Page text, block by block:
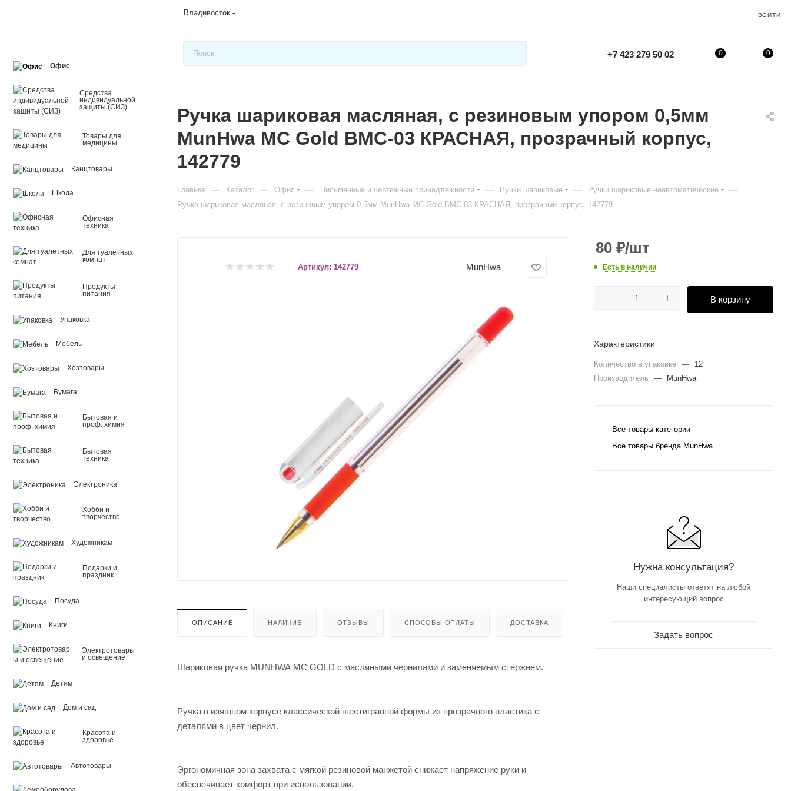
Владивосток ВОЙТИ
+7 423 279 50 02 0
0
Офис
Средства
индивидуальной
защиты (СИЗ)
Товары для
медицины
Канцтовары
Школа
Офисная
техника
Для туалетных
комнат
Продукты
питания
Упаковка
Мебель
Хозтовары
Бумага
Бытовая и
проф. химия
Бытовая
техника
Электроника
Хобби и
творчество
Художникам
Подарки и
праздник
Посуда
Книги
Электротовары
и освещение
Детям
Дом и сад
Красота и
здоровье
Автотовары
Ручка шариковая масляная, с резиновым упором 0,5мм
MunHwa MC Gold BMC-03 КРАСНАЯ, прозрачный корпус,
142779
Главная — Каталог — Офис — Письменные и чертежные принадлежности — Ручки шариковые — Ручки шариковые неавтоматические —
Ручка шариковая масляная, с резиновым упором 0,5мм MunHwa MC Gold BMC-03 КРАСНАЯ, прозрачный корпус, 142779
Артикул: 142779 MunHwa
ОПИСАНИЕ НАЛИЧИЕ ОТЗЫВЫ СПОСОБЫ ОПЛАТЫ ДОСТАВКА
Шариковая ручка MUNHWA MC GOLD с масляными чернилами и заменяемым стержнем.
Ручка в изящном корпусе классической шестигранной формы из прозрачного пластика с
деталями в цвет чернил.
Эргономичная зона захвата с мягкой резиновой манжетой снижает напряжение руки и
обеспечивает комфорт при использовании.
80 ₽/шт
Есть в наличии
В корзину
Характеристики
Количество в упаковке —
12
Производитель
— MunHwa
Все товары категории
Все товары бренда MunHwa
Нужна консультация?
Наши специалисты ответят на любой
интересующий вопрос
Задать вопрос